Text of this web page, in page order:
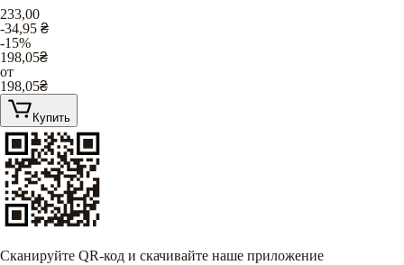
233,00
-34,95 ₴
-15%
198,05₴
от
198,05₴
Купить
Сканируйте QR-код и скачивайте наше приложение